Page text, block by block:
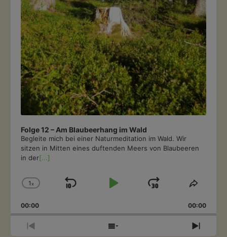
Folge 12 – Am Blaubeerhang im Wald
Begleite mich bei einer Naturmeditation im Wald. Wir
sitzen in Mitten eines duftenden Meers von Blaubeeren
in der[...]
Change
Rate
1x
Skip
Play
Jump
Forward
Share
00:00 00:00
Previous
Show
Next